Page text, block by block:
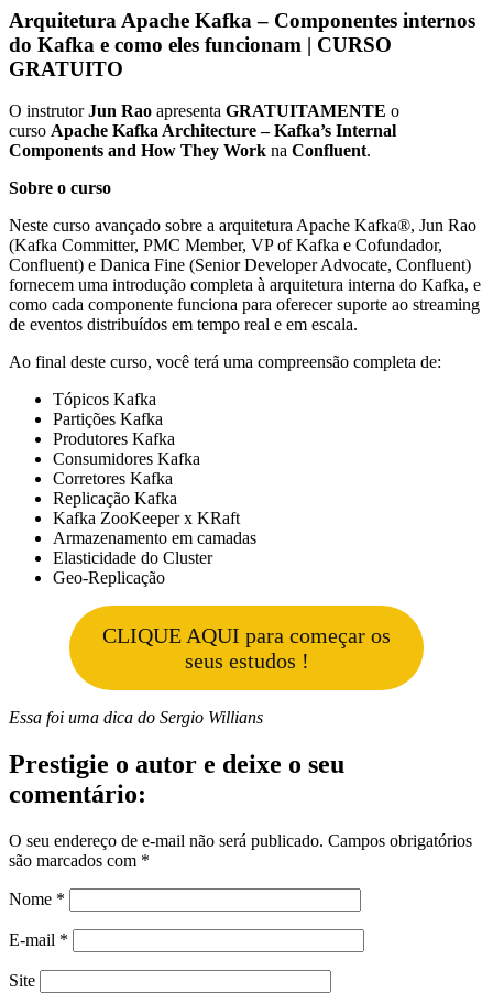
Arquitetura Apache Kafka – Componentes internos
do Kafka e como eles funcionam | CURSO
GRATUITO
O instrutorJun Rao apresenta GRATUITAMENTE o
curso Apache Kafka Architecture – Kafka’s Internal
Components and How They Work na Confluent.
Sobre o curso
Neste curso avançado sobre a arquitetura Apache Kafka®, Jun Rao
(Kafka Committer, PMC Member, VP of Kafka e Cofundador,
Confluent) e Danica Fine (Senior Developer Advocate, Confluent)
fornecem uma introdução completa à arquitetura interna do Kafka, e
como cada componente funciona para oferecer suporte ao streaming
de eventos distribuídos em tempo real e em escala.
Ao final deste curso, você terá uma compreensão completa de:
Tópicos Kafka
Partições Kafka
Produtores Kafka
Consumidores Kafka
Corretores Kafka
Replicação Kafka
Kafka ZooKeeper x KRaft
Armazenamento em camadas
Elasticidade do Cluster
Geo-Replicação
CLIQUE AQUI para começar os
seus estudos !
Essa foi uma dica do Sergio Willians
Prestigie o autor e deixe o seu
comentário:
O seu endereço de e-mail não será publicado. Campos obrigatórios
são marcados com *
Nome *
E-mail *
Site